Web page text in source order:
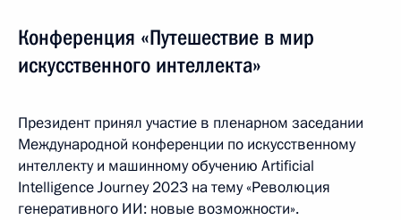
Конференция «Путешествие в мир
искусственного интеллекта»
Президент принял участие в пленарном заседании
Международной конференции по искусственному
интеллекту и машинному обучению Artificial
Intelligence Journey 2023 на тему «Революция
генеративного ИИ: новые возможности».